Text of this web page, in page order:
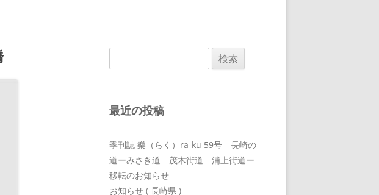
索:
最近の投稿
季刊誌 樂（らく）ra-ku 59号 長崎の
道ーみさき道 茂木街道 浦上街道ー
移転のお知らせ
お知らせ ( 長崎県 )